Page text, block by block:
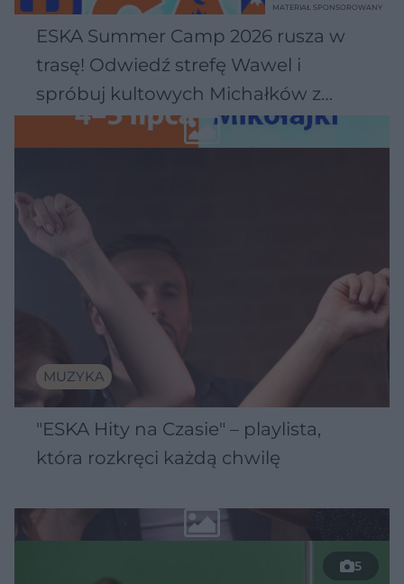
ESKA Summer Camp 2026 rusza w
trasę! Odwiedź strefę Wawel i
spróbuj kultowych Michałków z
Wawelu
MATERIAŁ SPONSOROWANY
MUZYKA
"ESKA Hity na Czasie" – playlista,
która rozkręci każdą chwilę
5